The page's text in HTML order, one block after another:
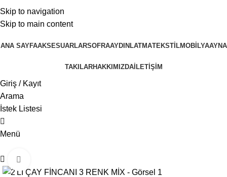
Skip to navigation
Skip to main content
4000TL ve üzeri alışverişlerinizde Ücretsiz Kargo!
ANA SAYFAAKSESUARLARSOFRAAYDINLATMATEKSTILMOBILYAAYNA
TAKILARHAKKIMIZDAİLETİŞİM
Giriş / Kayıt
Arama
İstek Listesi
Menü